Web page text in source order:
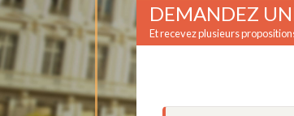
DEMANDEZ
Et recevez plusieurs